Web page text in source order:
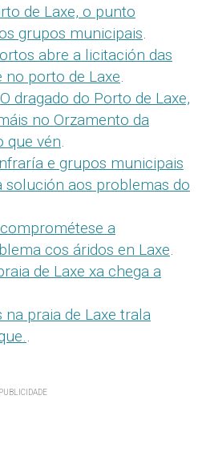
de Laxe, o punto
grupos municipais.
abre a licitación das
no porto de Laxe.
O dragado do Porto de Laxe,
no Orzamento da
que vén.
e grupos municipais
solución aos problemas do
a
cos áridos en Laxe.
de Laxe xa chega a
na praia de Laxe trala
.